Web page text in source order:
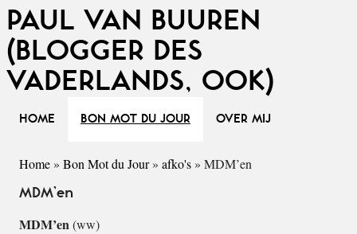
PAUL VAN BUUREN
(BLOGGER DES
VADERLANDS, OOK)
HOME BON MOT DU JOUR OVER MIJ
Home » Bon Mot du Jour» afko's » MDM’en
MDM’en
MDM’en(ww)